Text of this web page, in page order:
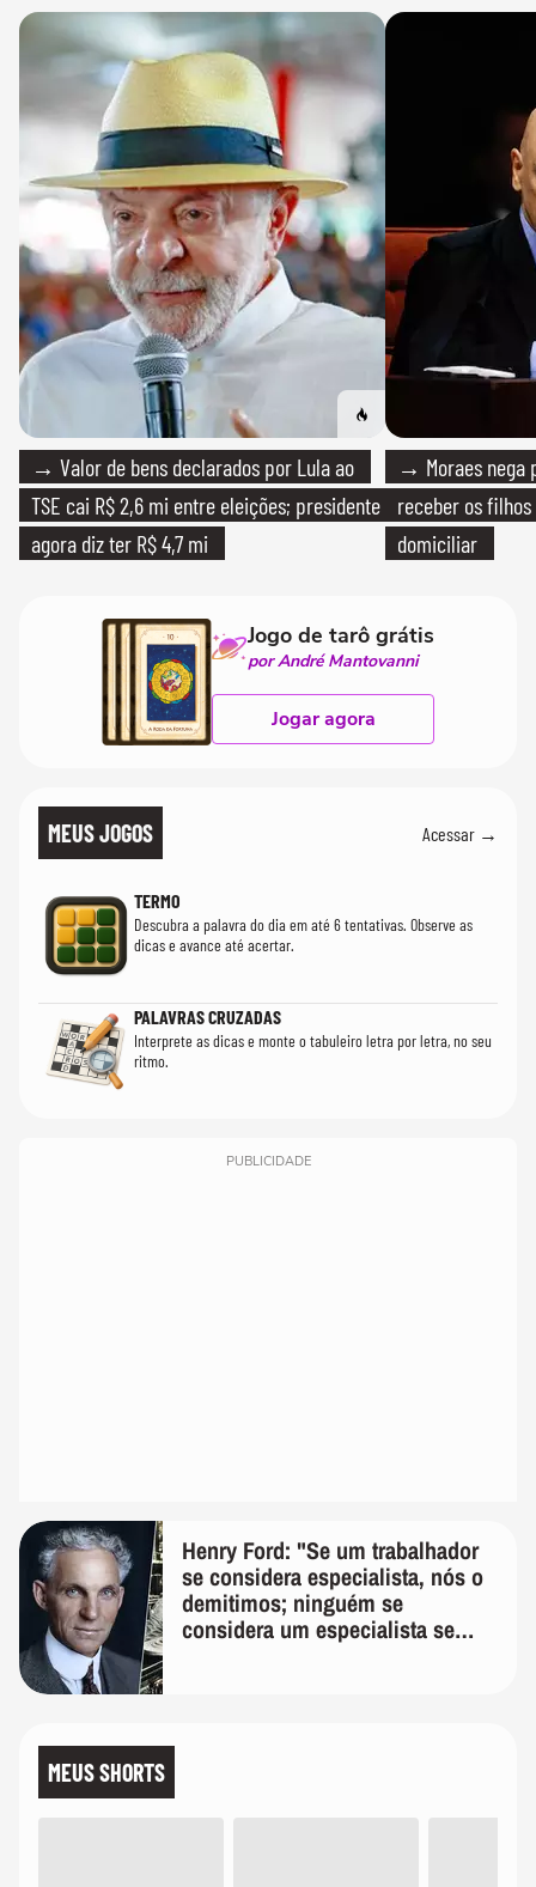
→ Valor de bens declarados por Lula ao
TSE cai R$ 2,6 mi entre eleições; presidente
agora diz ter R$ 4,7 mi
→ Moraes nega
receber os filhos
domiciliar
Jogo de tarô grátis
por André Mantovanni
Jogar agora
MEUS JOGOS Acessar →
TERMO
Descubra a palavra do dia em até 6 tentativas. Observe as
dicas e avance até acertar.
PALAVRAS CRUZADAS
Interprete as dicas e monte o tabuleiro letra por letra, no seu
ritmo.
PUBLICIDADE
Henry Ford: "Se um trabalhador
se considera especialista, nós o
demitimos; ninguém se
considera um especialista se
MEUS SHORTS